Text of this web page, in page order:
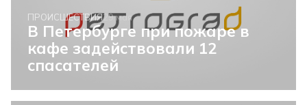
ПРОИСШЕСТВИЯ29 мая
В Петербурге при пожаре в
кафе задействовали 12
спасателей